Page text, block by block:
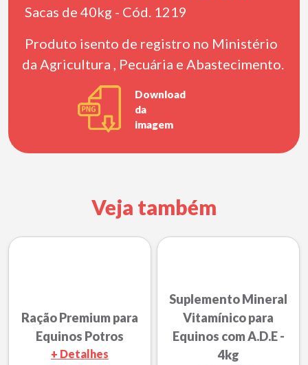
Sacas de 40kg - Cód. 1219
Produto isento de registro no Ministério
da Agricultura , Pecuária e Abastecimento.
Download
da
imagem
Veja também
Ração Premium para
Equinos Potros
+ Detalhes
Suplemento Mineral
Vitamínico para
Equinos com A.D.E -
4kg